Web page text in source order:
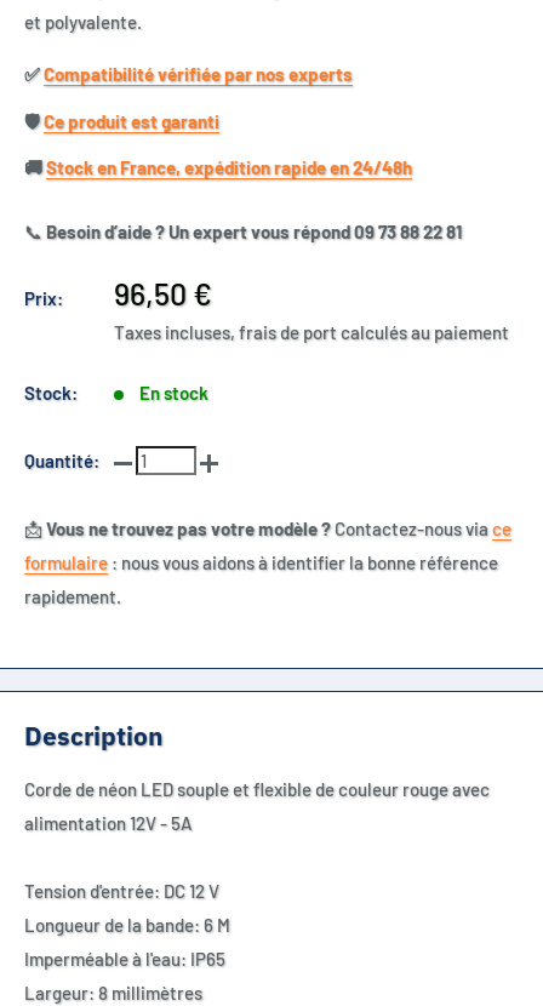
et polyvalente.
✅​Compatibilité vérifiée par nos experts
🛡️​Ce produit est garanti
🚚​Stock en France, expédition rapide en 24/48h
📞 Besoin d’aide ? Un expert vous répond 09 73 88 22 81
Prix:
Prix
réduit
96,50 €
Taxes incluses, frais de port calculés au paiement
Stock: En stock
Quantité:
📩Vous ne trouvez pas votre modèle ?Contactez-nous viace
formulaire : nous vous aidons à identifier la bonne référence
rapidement.
Description
Corde de néon LED souple et flexible de couleur rougeavec
alimentation 12V - 5A
Tension d'entrée: DC 12 V
Longueur de la bande: 6 M
Imperméable à l'eau: IP65
Largeur: 8 millimètres